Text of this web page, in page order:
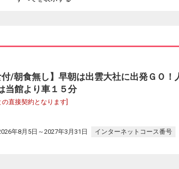
付/朝食無し】早朝は出雲大社に出発ＧＯ！
当館より車１５分
の直接契約となります]
年8月5日～2027年3月31日 インターネットコース番号